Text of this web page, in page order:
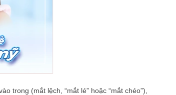
trong (mắt lệch, “mắt lé” hoặc “mắt chéo”),